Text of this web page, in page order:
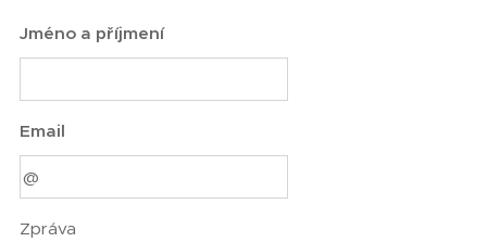
Jméno a příjmení
Email
Zpráva